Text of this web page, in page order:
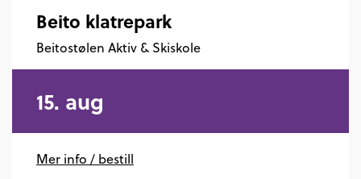
Beito klatrepark
Beitostølen Aktiv & Skiskole
15. aug
Mer info / bestill